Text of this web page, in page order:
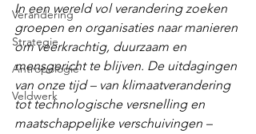
Verandering
Strategie
Antropologie
Veldwerk
In een wereld vol verandering zoeken
groepen en organisaties naar manieren
om veerkrachtig, duurzaam en
mensgericht te blijven. De uitdagingen
van onze tijd – van klimaatverandering
tot technologische versnelling en
maatschappelijke verschuivingen –